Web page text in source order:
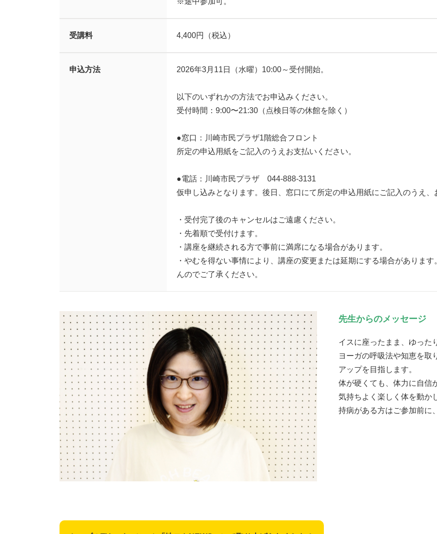
受講料 4,400円（税込）
申込方法 2026年3月11日（水曜）10:00～受付開始。
以下のいずれかの方法でお申込みください。
受付時間：9:00〜21:30（点検日等の休館を除く）
●窓口：川崎市民プラザ1階総合フロント
所定の申込用紙をご記入のうえお支払いください。
●電話：川崎市民プラザ 044-888-3131
仮申し込みとなります。後日、窓口にて所定の申込用紙にご記入のうえ、
・受付完了後のキャンセルはご遠慮ください。
・先着順で受付けます。
・講座を継続される方で事前に満席になる場合があります。
・やむを得ない事情により、講座の変更または延期にする場合がありま
んのでご了承ください。
先生からのメッセージ
イスに座ったまま、ゆった
ヨーガの呼吸法や知恵を取
アップを目指します。
体が硬くても、体力に自信
気持ちよく楽しく体を動か
持病がある方はご参加前に